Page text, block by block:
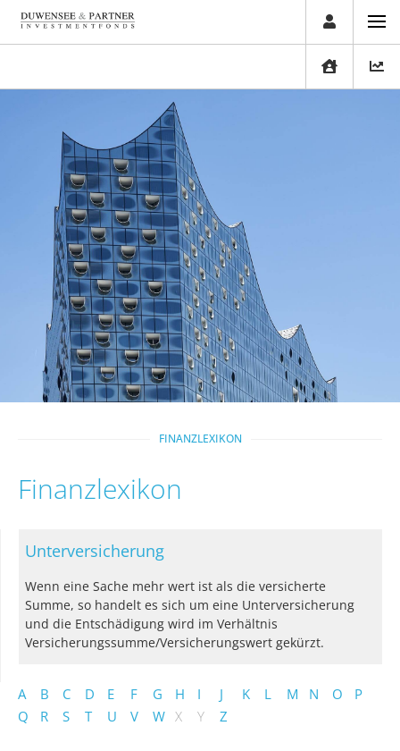
FINANZLEXIKON
Finanzlexikon
A B C D E F G H I J K L M N O
P
Q
R S T U V W X Y Z
Unterversicherung
Wenn eine Sache mehr wert ist als die versicherte
Summe, so handelt es sich um eine Unterversicherung
und die Entschädigung wird im Verhältnis
Versicherungssumme/Versicherungswert gekürzt.